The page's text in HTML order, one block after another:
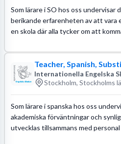
Som lärare i SO hos oss undervisar
berikande erfarenheten av att vara
en skola där alla tycker om att
Teacher, Spanish,
Internationella Engelska
Stockholm, Stockholms
Som lärare i spanska hos oss
akademiska förväntningar och
utvecklas tillsammans med